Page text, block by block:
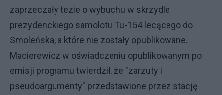
zaprzeczały tezie o wybuchu w skrzydle
prezydenckiego samolotu Tu-154 lecącego do
Smoleńska, a które nie zostały opublikowane.
Macierewicz w oświadczeniu opublikowanym po
emisji programu twierdził, że "zarzuty i
pseudoargumenty" przedstawione przez stację